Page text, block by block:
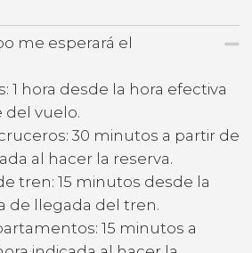
me esperará el
1 hora desde la hora efectiva
del vuelo.
30 minutos a partir de
al hacer la reserva.
tren: 15 minutos desde la
de llegada del tren.
15 minutos a